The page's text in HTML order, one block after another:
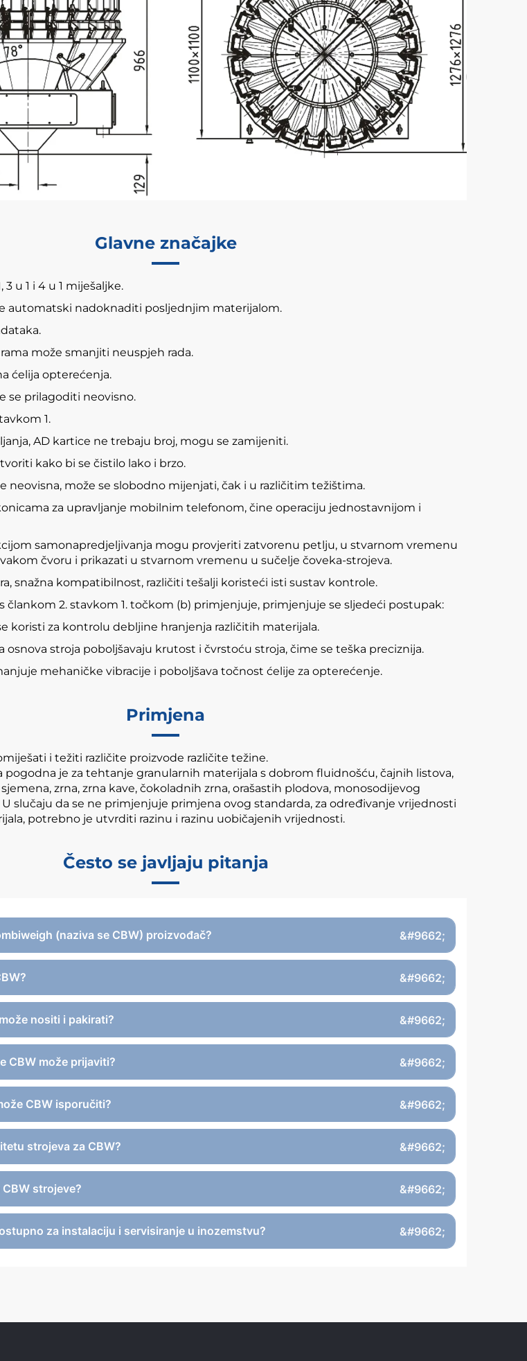
Glavne značajke
3 u 1 i 4 u 1 miješaljke.
automatski nadoknaditi posljednjim materijalom.
može smanjiti neuspjeh rada.
ćelija opterećenja.
se prilagoditi neovisno.
1.
AD kartice ne trebaju broj, mogu se zamijeniti.
kako bi se čistilo lako i brzo.
neovisna, može se slobodno mijenjati, čak i u različitim težištima.
za upravljanje mobilnim telefonom, čine operaciju jednostavnijom i
samonapredjeljivanja mogu provjeriti zatvorenu petlju, u stvarnom vremenu
čvoru i prikazati u stvarnom vremenu u sučelje čoveka-strojeva.
snažna kompatibilnost, različiti tešalji koristeći isti sustav kontrole.
člankom 2. stavkom 1. točkom (b) primjenjuje, primjenjuje se sljedeći postupak:
koristi za kontrolu debljine hranjenja različitih materijala.
osnova stroja poboljšavaju krutost i čvrstoću stroja, čime se teška preciznija.
mehaničke vibracije i poboljšava točnost ćelije za opterećenje.
Primjena
i težiti različite proizvode različite težine.
pogodna je za tehtanje granularnih materijala s dobrom fluidnošću, čajnih listova,
zrna, zrna kave, čokoladnih zrna, orašastih plodova, monosodijevog
slučaju da se ne primjenjuje primjena ovog standarda, za određivanje vrijednosti
potrebno je utvrditi razinu i razinu uobičajenih vrijednosti.
Često se javljaju pitanja
(naziva se CBW) proizvođač?
nositi i pakirati?
CBW može prijaviti?
CBW isporučiti?
strojeva za CBW?
CBW strojeve?
za instalaciju i servisiranje u inozemstvu?